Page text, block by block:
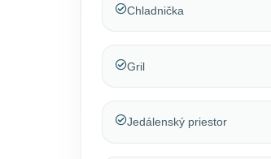
Chladnička
Gril
Jedálenský priestor